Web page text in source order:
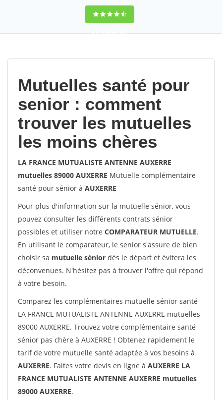
9,2(100%)452
Mutuelles santé pour
senior : comment
trouver les mutuelles
les moins chères
LA FRANCE MUTUALISTE ANTENNE AUXERRE
mutuelles 89000 AUXERRE Mutuelle complémentaire
santé pour sénior à AUXERRE
Pour plus d'information sur la mutuelle sénior, vous
pouvez consulter les différents contrats sénior
possibles et utiliser notre COMPARATEUR MUTUELLE.
En utilisant le comparateur, le senior s'assure de bien
choisir sa mutuelle sénior dès le départ et évitera les
déconvenues. N'hésitez pas à trouver l'offre qui répond
à votre besoin.
Comparez les complémentaires mutuelle sénior santé
LA FRANCE MUTUALISTE ANTENNE AUXERRE mutuelles
89000 AUXERRE. Trouvez votre complémentaire santé
sénior pas chère à AUXERRE ! Obtenez rapidement le
tarif de votre mutuelle santé adaptée à vos besoins à
AUXERRE. Faites votre devis en ligne à AUXERRE LA
FRANCE MUTUALISTE ANTENNE AUXERRE mutuelles
89000 AUXERRE.